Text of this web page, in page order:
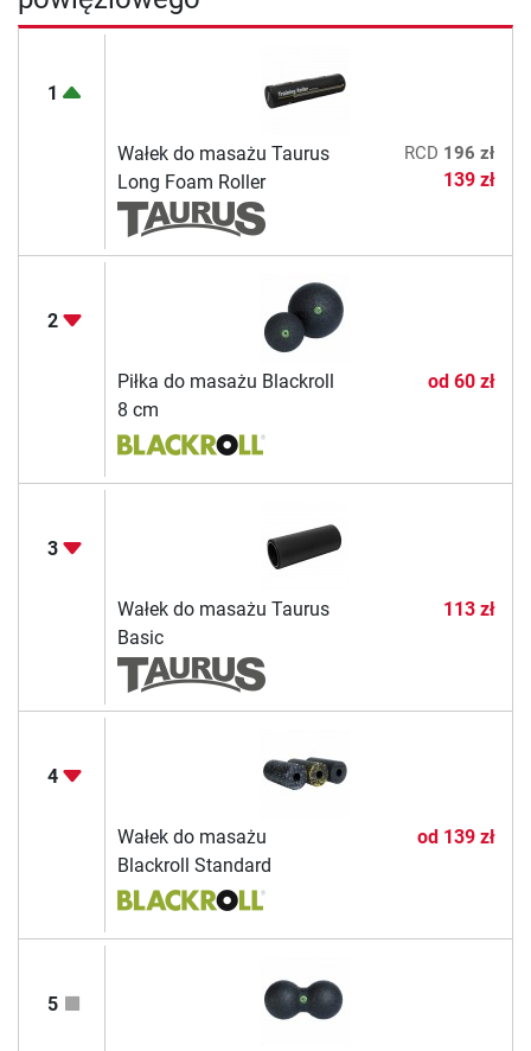
1
Wałek do masażu Taurus
Long Foam Roller
RCD 196 zł
139 zł
2
Piłka do masażu Blackroll
8 cm
od 60 zł
3
Wałek do masażu Taurus
Basic
113 zł
4
Wałek do masażu
Blackroll Standard
od 139 zł
5